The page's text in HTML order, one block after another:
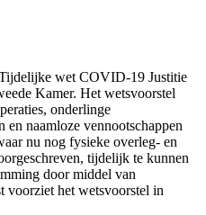
wet COVID-19 Justitie
Kamer. Het wetsvoorstel
onderlinge
en naamloze vennootschappen
nu nog fysieke overleg- en
tijdelijk te kunnen
door middel van
voorziet het wetsvoorstel in